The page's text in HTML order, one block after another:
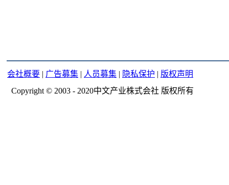
会社概要 | 广告募集 | 人员募集 | 隐私保护 | 版权声明
Copyright © 2003 - 2020中文产业株式会社 版权所有